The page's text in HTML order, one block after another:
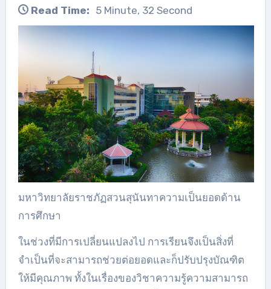
Read Time: 5 Minute, 32 Second
มหาวิทยาลัยราชภัฏสวนสุนันทาความเป็นยอดด้าน
การศึกษา
ในช่วงที่มีการเปลี่ยนแปลงไป การเรียนจึงเป็นสิ่งที่
จำเป็นที่จะสามารถช่วยต่อยอดและก็ปรับปรุงบัณฑิต
ให้มีคุณภาพ ทั้งในเรื่องของวิชาความรู้ความสามารถ